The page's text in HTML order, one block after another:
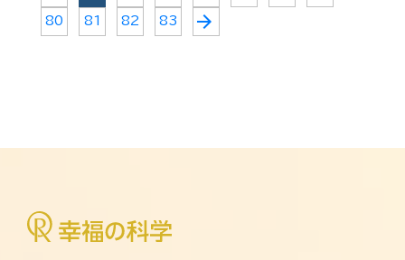
80 81 82 83 arrow_forward